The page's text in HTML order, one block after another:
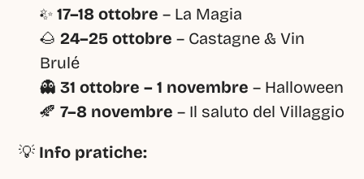
✨ 17–18 ottobre – La Magia
🌰 24–25 ottobre – Castagne & Vin
Brulé
👻 31 ottobre – 1 novembre – Halloween
🍂 7–8 novembre – Il saluto del Villaggio
💡 Info pratiche: